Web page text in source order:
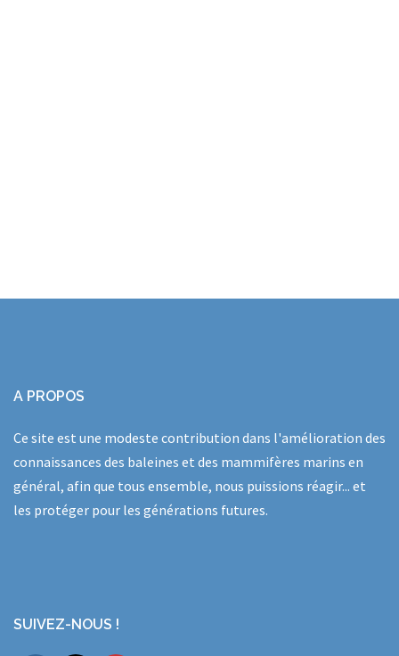
A PROPOS
Ce site est une modeste contribution dans l'amélioration des
connaissances des baleines et des mammifères marins en
général, afin que tous ensemble, nous puissions réagir... et
les protéger pour les générations futures.
SUIVEZ-NOUS !